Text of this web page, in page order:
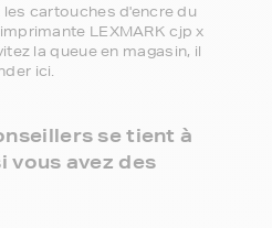
cartouches d'encre du
LEXMARK cjp x
la queue en magasin, il
ici.
se tient à
vous avez des